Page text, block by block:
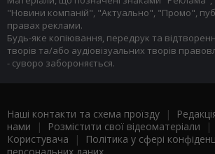
"Новини компаній", "Актуально", "Промо",
правах реклами.
Будь-яке копіювання, передрук та
творів та/або аудіовізуальних творів
- суворо забороняється.
Наші контакти та схема проїзду |
нами | Розмістити свої відеоматеріали |
Користувача |
Політика у сфері